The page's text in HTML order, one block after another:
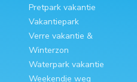
Pretpark vakantie
Vakantiepark
Verre vakantie &
Winterzon
Waterpark vakantie
Weekendje weg